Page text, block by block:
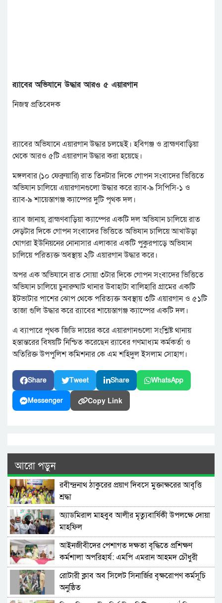
র‌্যাবের অভিযানে উদ্ধার আরও ৫ এয়ারগান
নিজস্ব প্রতিবেদক
র‌্যাবের অভিযানে এয়ারগান উদ্ধার চলছেই। হবিগঞ্জ ও ব্রাহ্মণবাড়িয়া
থেকে আরও ৫টি এয়ারগান উদ্ধার করা হয়েছে।
মঙ্গলবার (১০ ফেব্রুয়ারি) রাত তিনটার দিকে গোপন সংবাদের ভিত্তিতে
অভিযান চালিয়ে এয়ারগানগুলো উদ্ধার করে র‌্যাব-৯ সিপিসি-১ ও
র‌্যাব-৯ শায়েস্তাগঞ্জ ক্যাম্পের দুটি পৃথক দল।
র‌্যাব জানায়, ব্রাহ্মণবাড়িয়া ক্যাম্পের একটি দল অভিযান চালিয়ে রাত
দেড়টার দিকে গোপন সংবাদের ভিত্তিতে অভিযান চালিয়ে আখাউড়া
ঘোগরা ইউনিয়নের নোনাসার এলাকার একটি পুকুরপাড়ে অভিযান
চালিয়ে পরিত্যক্ত অবস্থায় ২টি এয়ারগান উদ্ধার করে।
অপর এক অভিযানে রাত সোয়া ৩টার দিকে গোপন সংবাদের ভিত্তিতে
অভিযান চালিয়ে চুনারুঘাট থানার উবাহাটা বালিহারি গ্রামের একটি
ইটভাটার পাশের ঝোপ থেকে পরিত্যক্ত অবস্থায় ৩টি এয়ারগান ও ৫১টি
তাজা গুলি উদ্ধার করে র‌্যাবের শায়েস্তাগঞ্জ ক্যাম্পের একটি দল।
এ ব্যাপারে পৃথক জিডি দায়ের করে এয়ারগানগুলো সংশ্লিষ্ট থানায়
হস্তান্তরের বিষয়টি নিশ্চিত করেছেন র‌্যাবের গণমাধ্যম কর্মকর্তা ও
অতিরিক্ত উপপুলিশ কমিশনার কে এম শহিদুল ইসলাম সোহাগ।
Share Tweet Share WhatsApp
Messenger Copy Link
আরো পড়ুন
রবীন্দ্রনাথ ঠাকুরের প্রয়াণ দিবসে মুক্তাক্ষরের আবৃত্তি
শ্রদ্ধা
অ্যাডমিরাল মাহবুব আলীর মৃত্যুবার্ষিকী উপলক্ষে দোয়া
মাহফিল
‎আইনজীবীদের পেশাগত দক্ষতা বৃদ্ধিতে প্রশিক্ষণ
কর্মশালা অপরিহার্য: এমপি এমরান আহমদ চৌধুরী
রোটারী ক্লাব অব সিলেট সিনার্জির বৃক্ষরোপণ কর্মসূচি
অনুষ্ঠিত